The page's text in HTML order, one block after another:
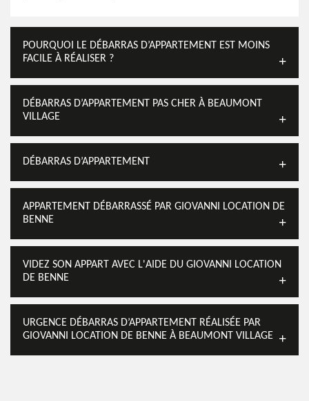
POURQUOI LE DÉBARRAS D’APPARTEMENT EST MOINS
FACILE À RÉALISER ?
DÉBARRAS D’APPARTEMENT PAS CHER À BEAUMONT
VILLAGE
DÉBARRAS D’APPARTEMENT
APPARTEMENT DÉBARRASSÉ PAR GIOVANNI LOCATION DE
BENNE
VIDEZ SON APPART AVEC L'AIDE DU GIOVANNI LOCATION
DE BENNE
URGENCE DÉBARRAS D’APPARTEMENT RÉALISÉE PAR
GIOVANNI LOCATION DE BENNE À BEAUMONT VILLAGE